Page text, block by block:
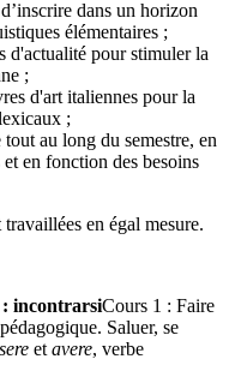
dans un horizon
élémentaires ;
d'actualité pour stimuler la
;
d'art italiennes pour la
;
au long du semestre, en
en fonction des besoins
en égal mesure.
: incontrarsiCours 1 : Faire
Saluer, se
et avere, verbe